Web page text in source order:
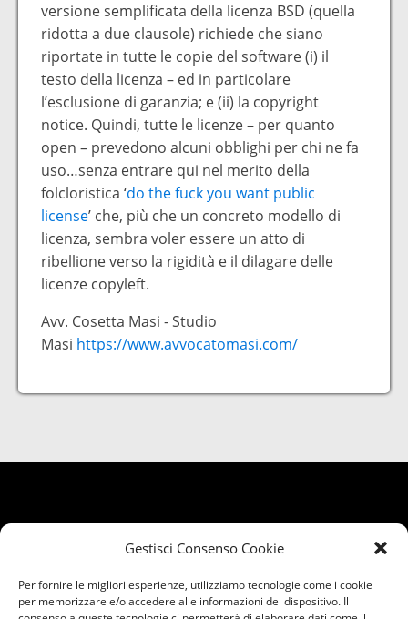
Gestisci Consenso Cookie
Per fornire le migliori esperienze, utilizziamo tecnologie come i cookie
per memorizzare e/o accedere alle informazioni del dispositivo. Il
versione semplificata della licenza BSD (quella
ridotta a due clausole) richiede che siano
riportate in tutte le copie del software (i) il
testo della licenza – ed in particolare
l’esclusione di garanzia; e (ii) la copyright
notice. Quindi, tutte le licenze – per quanto
open – prevedono alcuni obblighi per chi ne fa
uso…senza entrare qui nel merito della
folcloristica ‘do the fuck you want public
license’ che, più che un concreto modello di
licenza, sembra voler essere un atto di
ribellione verso la rigidità e il dilagare delle
licenze copyleft.
Avv. Cosetta Masi - Studio
Masi https://www.avvocatomasi.com/